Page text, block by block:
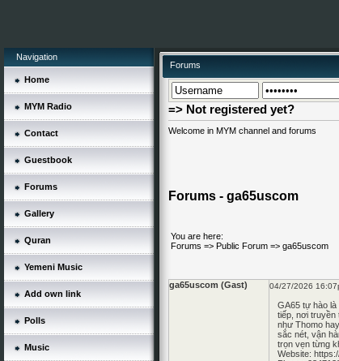
Navigation
Home
MYM Radio
Contact
Guestbook
Forums
Gallery
Quran
Yemeni Music
Add own link
Polls
Music
Forums
=> Not registered yet?
Welcome in MYM channel and forums
Forums - ga65uscom
You are here:
Forums => Public Forum => ga65uscom
ga65uscom (Gast) 04/27/2026
GA65 tự hào là
tiếp, nơi truyền
như Thomo
sắc nét, vận
trọn vẹn từng
Website: